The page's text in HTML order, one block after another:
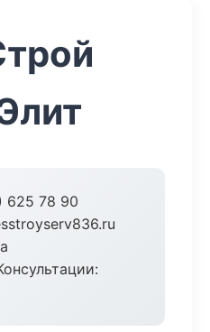
625 78 90